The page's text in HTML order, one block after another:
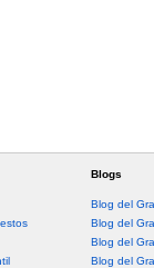
Blogs
Blog del
Blog del
Blog del
Blog del